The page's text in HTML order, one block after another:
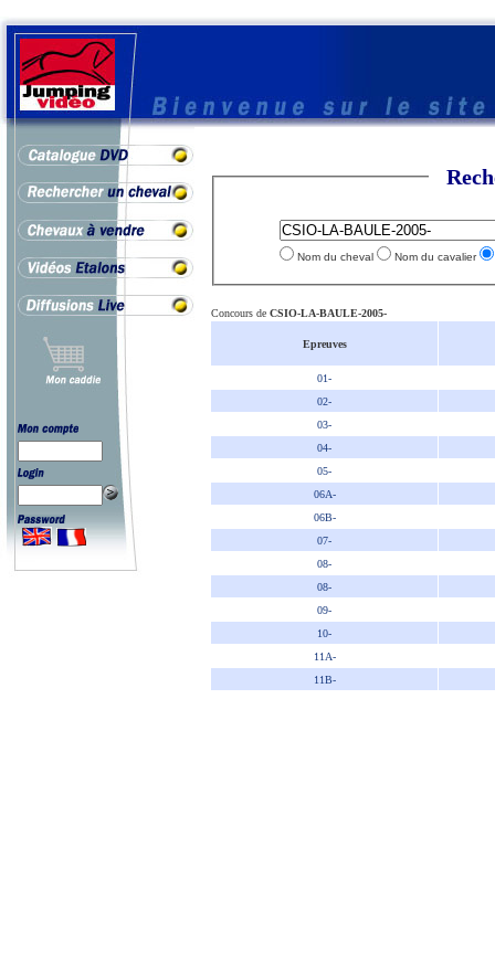
Nom du cheval Nom du cavalier
Concours de CSIO-LA-BAULE-2005-
Epreuves
01-
02-
03-
04-
05-
06A-
06B-
07-
08-
08-
09-
10-
11A-
11B-